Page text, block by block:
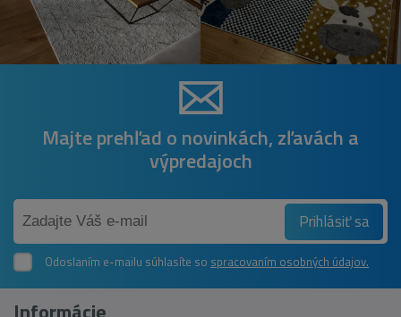
Majte prehľad o novinkách, zľavách a
výpredajoch
Prihlásiť sa
Odoslaním e-mailu súhlasíte so spracovaním osobných údajov.